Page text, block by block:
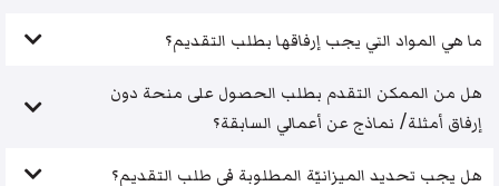
ما هي المواد التي يجب إرفاقها بطلب التقديم؟
هل من الممكن التقدم بطلب الحصول على منحة دون
إرفاق أمثلة/ نماذج عن أعمالي السابقة؟
هل يجب تحديد الميزانيّة المطلوبة في طلب التقديم؟